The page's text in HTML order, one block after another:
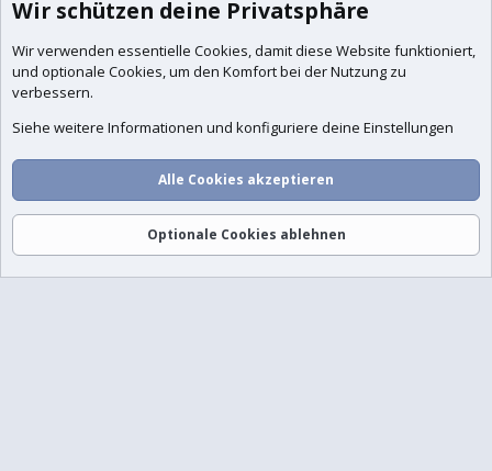
Aktuelles Anmelden Registrieren
Wir schützen deine Privatsphäre
Wir verwenden essentielle Cookies, damit diese Website funktioniert,
und optionale Cookies, um den Komfort bei der Nutzung zu
verbessern.
Siehe weitere Informationen und konfiguriere deine Einstellungen
Alle Cookies akzeptieren
Optionale Cookies ablehnen